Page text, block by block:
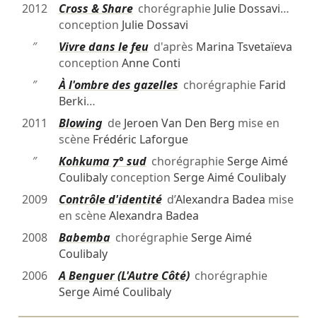
2012
Cross & Sharechorégraphie Julie Dossavi…
conception Julie Dossavi
″
Vivre dans le feud'après Marina Tsvetaïeva
conception Anne Conti
″
À l'ombre des gazelles chorégraphie Farid
Berki…
2011
Blowingde Jeroen Van Den Berg mise en
scène Frédéric Laforgue
″
Kohkuma 7° sudchorégraphieSerge Aimé
Coulibalyconception Serge Aimé Coulibaly
2009
Contrôle d'identitéd’Alexandra Badea mise
en scèneAlexandra Badea
2008
BabembachorégraphieSerge Aimé
Coulibaly
2006
A Benguer (L'Autre Côté)chorégraphie
Serge Aimé Coulibaly